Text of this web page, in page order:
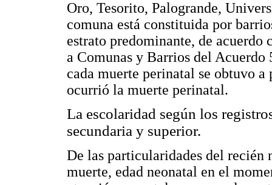
Oro, Tesorito, Palogrande,
comuna está constituida por
estrato predominante, de
a Comunas y Barrios del Acuerdo
cada muerte perinatal se obtuvo
ocurrió la muerte perinatal.
La escolaridad según los
secundaria y superior.
De las particularidades del recién
muerte, edad neonatal en el